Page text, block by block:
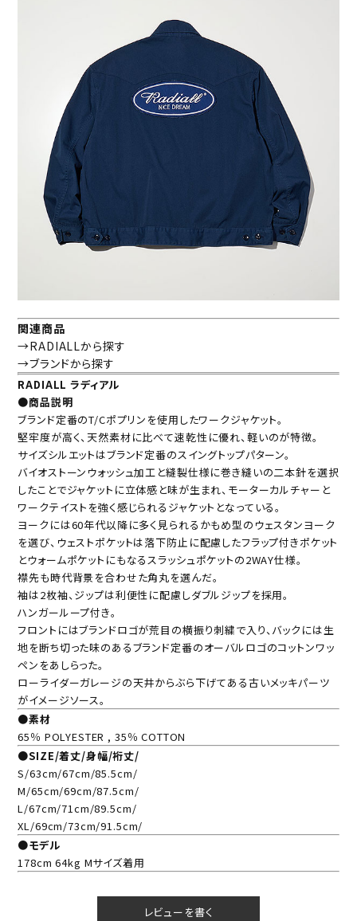
関連商品
→RADIALLから探す
→ブランドから探す
RADIALL ラディアル
●商品説明
ブランド定番のT/Cポプリンを使用したワークジャケット。
堅牢度が高く、天然素材に比べて速乾性に優れ、軽いのが特徴。
サイズシルエットはブランド定番のスイングトップパターン。
バイオストーンウォッシュ加工と縫製仕様に巻き縫いの二本針を選択
したことでジャケットに立体感と味が生まれ、モーターカルチャーと
ワークテイストを強く感じられるジャケットとなっている。
ヨークには60年代以降に多く見られるかもめ型のウェスタンヨーク
を選び、ウェストポケットは落下防止に配慮したフラップ付きポケット
とウォームポケットにもなるスラッシュポケットの2WAY仕様。
襟先も時代背景を合わせた角丸を選んだ。
袖は2枚袖、ジップは利便性に配慮しダブルジップを採用。
ハンガーループ付き。
フロントにはブランドロゴが荒目の横振り刺繍で入り、バックには生
地を断ち切った味のあるブランド定番のオーバルロゴのコットンワッ
ペンをあしらった。
ローライダーガレージの天井からぶら下げてある古いメッキパーツ
がイメージソース。
●素材
65％ POLYESTER , 35％ COTTON
●SIZE/着丈/身幅/裄丈/
S/63cm/67cm/85.5cm/
M/65cm/69cm/87.5cm/
L/67cm/71cm/89.5cm/
XL/69cm/73cm/91.5cm/
●モデル
178cm 64kg Mサイズ着用
レビューを書く